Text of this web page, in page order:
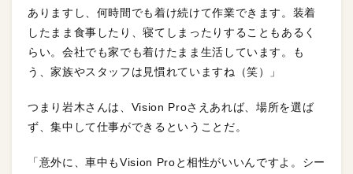
ありますし、何時間でも着け続けて作業できます。装着
したまま食事したり、寝てしまったりすることもあるく
らい。会社でも家でも着けたまま生活しています。も
う、家族やスタッフは見慣れていますね（笑）」
つまり岩木さんは、Vision Proさえあれば、場所を選ば
ず、集中して仕事ができるということだ。
「意外に、車中もVision Proと相性がいいんですよ。シー